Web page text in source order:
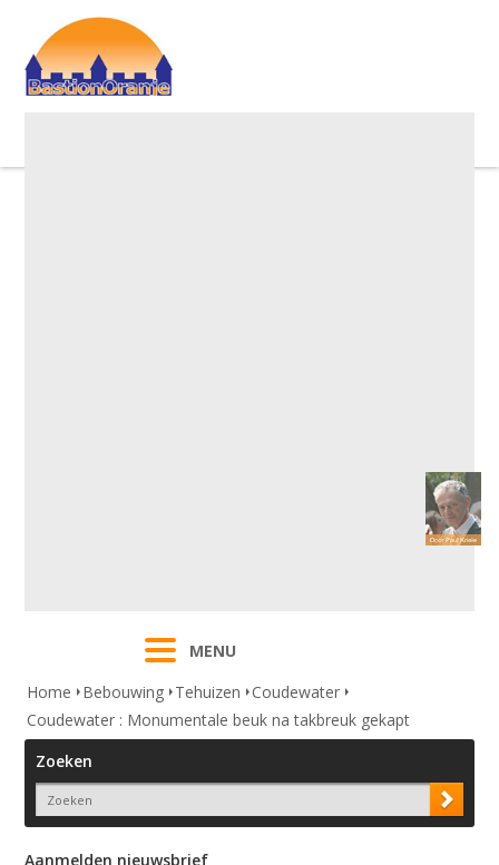
MENU
Home
Bebouwing Tehuizen
Coudewater
Coudewater : Monumentale beuk na takbreuk gekapt
Zoeken
Aanmelden nieuwsbrief